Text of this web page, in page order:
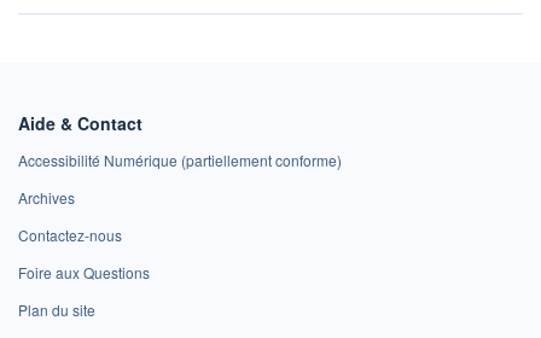
Aide & Contact
Accessibilité Numérique (partiellement conforme)
Archives
Contactez-nous
Foire aux Questions
Plan du site